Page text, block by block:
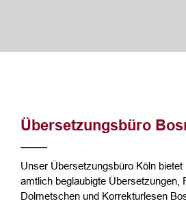
Übersetzungsbüro
Unser Übersetzungsbüro Köln bietet
amtlich beglaubigte Übersetzungen,
Dolmetschen und Korrekturlesen